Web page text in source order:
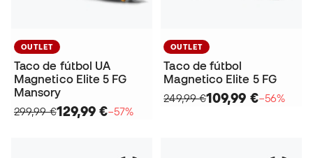
OUTLET
Taco de fútbol UA
Magnetico Elite 5 FG
Mansory
299,99 €129,99 €−57%
OUTLET
Taco de fútbol
Magnetico Elite 5 FG
249,99 €109,99 €−56%